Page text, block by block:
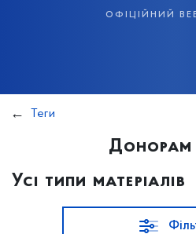
офіційний
Теги
Донорам
Усі типи матеріалів